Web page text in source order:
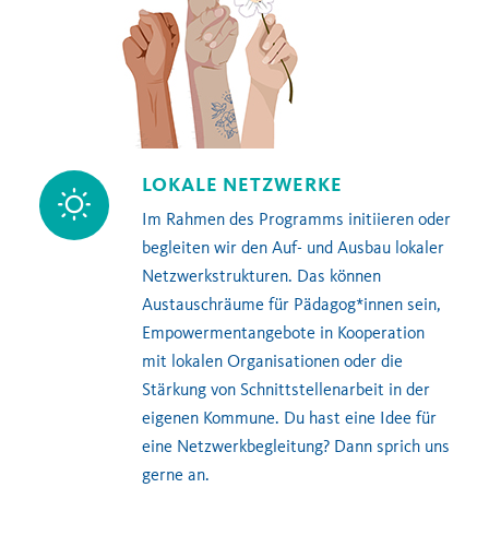
LOKALE NETZWERKE
Im Rahmen des Programms initiieren oder
begleiten wir den Auf- und Ausbau lokaler
Netzwerkstrukturen. Das können
Austauschräume für Pädagog*innen sein,
Empowermentangebote in Kooperation
mit lokalen Organisationen oder die
Stärkung von Schnittstellenarbeit in der
eigenen Kommune. Du hast eine Idee für
eine Netzwerkbegleitung? Dann sprich uns
gerne an.